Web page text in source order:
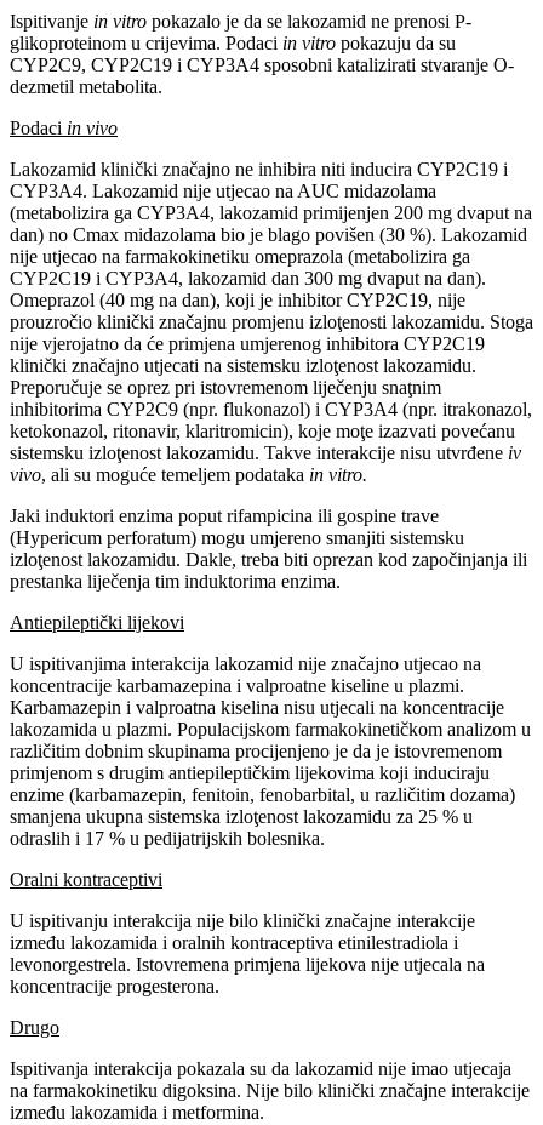
Ispitivanje in vitro pokazalo je da se lakozamid ne prenosi P-
glikoproteinom u crijevima. Podaci in vitro pokazuju da su
CYP2C9, CYP2C19 i CYP3A4 sposobni katalizirati stvaranje O-
dezmetil metabolita.
Podaci in vivo
Lakozamid klinički značajno ne inhibira niti inducira CYP2C19 i
CYP3A4. Lakozamid nije utjecao na AUC midazolama
(metabolizira ga CYP3A4, lakozamid primijenjen 200 mg dvaput na
dan) no Cmax midazolama bio je blago povišen (30 %). Lakozamid
nije utjecao na farmakokinetiku omeprazola (metabolizira ga
CYP2C19 i CYP3A4, lakozamid dan 300 mg dvaput na dan).
Omeprazol (40 mg na dan), koji je inhibitor CYP2C19, nije
prouzročio klinički značajnu promjenu izloţenosti lakozamidu. Stoga
nije vjerojatno da će primjena umjerenog inhibitora CYP2C19
klinički značajno utjecati na sistemsku izloţenost lakozamidu.
Preporučuje se oprez pri istovremenom liječenju snaţnim
inhibitorima CYP2C9 (npr. flukonazol) i CYP3A4 (npr. itrakonazol,
ketokonazol, ritonavir, klaritromicin), koje moţe izazvati povećanu
sistemsku izloţenost lakozamidu. Takve interakcije nisu utvrđene iv
vivo, ali su moguće temeljem podataka in vitro.
Jaki induktori enzima poput rifampicina ili gospine trave
(Hypericum perforatum) mogu umjereno smanjiti sistemsku
izloţenost lakozamidu. Dakle, treba biti oprezan kod započinjanja ili
prestanka liječenja tim induktorima enzima.
Antiepileptički lijekovi
U ispitivanjima interakcija lakozamid nije značajno utjecao na
koncentracije karbamazepina i valproatne kiseline u plazmi.
Karbamazepin i valproatna kiselina nisu utjecali na koncentracije
lakozamida u plazmi. Populacijskom farmakokinetičkom analizom u
različitim dobnim skupinama procijenjeno je da je istovremenom
primjenom s drugim antiepileptičkim lijekovima koji induciraju
enzime (karbamazepin, fenitoin, fenobarbital, u različitim dozama)
smanjena ukupna sistemska izloţenost lakozamidu za 25 % u
odraslih i 17 % u pedijatrijskih bolesnika.
Oralni kontraceptivi
U ispitivanju interakcija nije bilo klinički značajne interakcije
između lakozamida i oralnih kontraceptiva etinilestradiola i
levonorgestrela. Istovremena primjena lijekova nije utjecala na
koncentracije progesterona.
Drugo
Ispitivanja interakcija pokazala su da lakozamid nije imao utjecaja
na farmakokinetiku digoksina. Nije bilo klinički značajne interakcije
između lakozamida i metformina.